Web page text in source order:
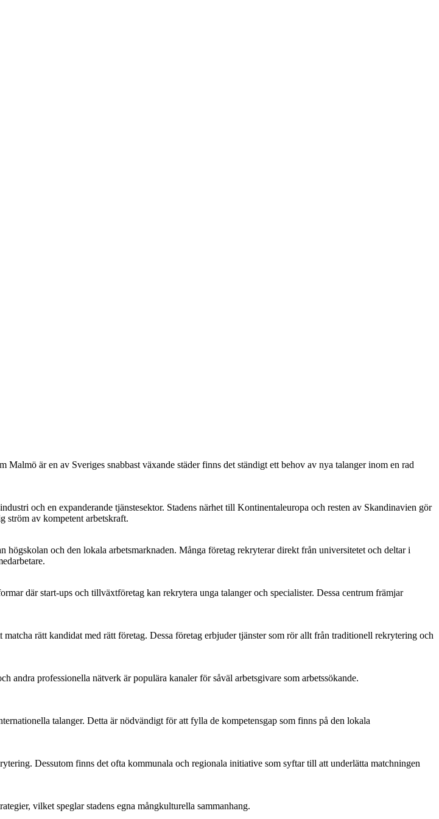
är en av Sveriges snabbast växande städer finns det ständigt ett behov av nya talanger inom en rad
och en expanderande tjänstesektor. Stadens närhet till Kontinentaleuropa och resten av Skandinavien gör
ström av kompetent arbetskraft.
och den lokala arbetsmarknaden. Många företag rekryterar direkt från universitetet och deltar i
där start-ups och tillväxtföretag kan rekrytera unga talanger och specialister. Dessa centrum främjar
rätt kandidat med rätt företag. Dessa företag erbjuder tjänster som rör allt från traditionell rekrytering och
professionella nätverk är populära kanaler för såväl arbetsgivare som arbetssökande.
talanger. Detta är nödvändigt för att fylla de kompetensgap som finns på den lokala
Dessutom finns det ofta kommunala och regionala initiative som syftar till att underlätta matchningen
vilket speglar stadens egna mångkulturella sammanhang.